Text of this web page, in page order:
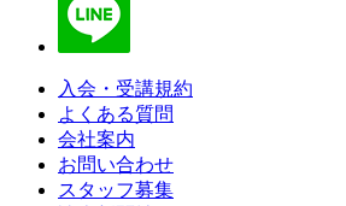
入会・受講規約
よくある質問
会社案内
お問い合わせ
スタッフ募集